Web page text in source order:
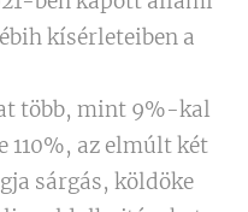
kísérleteiben a
több, mint 9%-kal
110%, az elmúlt két
sárgás, köldöke